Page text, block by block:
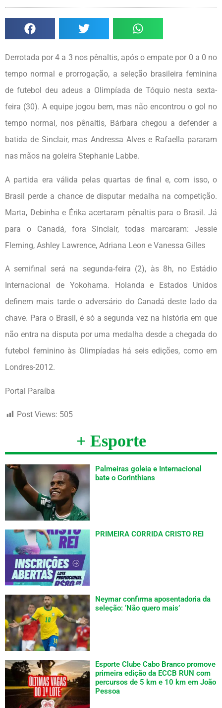
Derrotada por 4 a 3 nos pênaltis, após o empate por 0 a 0 no
tempo normal e prorrogação, a seleção brasileira feminina
de futebol deu adeus a Olimpíada de Tóquio nesta sexta-
feira (30). A equipe jogou bem, mas não encontrou o gol no
tempo normal, nos pênaltis, Bárbara chegou a defender a
batida de Sinclair, mas Andressa Alves e Rafaella pararam
nas mãos na goleira Stephanie Labbe.
A partida era válida pelas quartas de final e, com isso, o
Brasil perde a chance de disputar medalha na competição.
Marta, Debinha e Érika acertaram pênaltis para o Brasil. Já
para o Canadá, fora Sinclair, todas marcaram: Jessie
Fleming, Ashley Lawrence, Adriana Leon e Vanessa Gilles
A semifinal será na segunda-feira (2), às 8h, no Estádio
Internacional de Yokohama. Holanda e Estados Unidos
definem mais tarde o adversário do Canadá deste lado da
chave. Para o Brasil, é só a segunda vez na história em que
não entra na disputa por uma medalha desde a chegada do
futebol feminino às Olimpíadas há seis edições, como em
Londres-2012.
Portal Paraíba
Post Views: 505
+ Esporte
Palmeiras goleia e Internacional
bate o Corinthians
PRIMEIRA CORRIDA CRISTO REI
Neymar confirma aposentadoria da
seleção: ‘Não quero mais’
Esporte Clube Cabo Branco promove
primeira edição da ECCB RUN com
percursos de 5 km e 10 km em João
Pessoa